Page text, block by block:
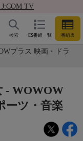
TV
CS番組一覧 番組表
検索
プラス 映画・ドラ
- WOWOW
ーツ・音楽